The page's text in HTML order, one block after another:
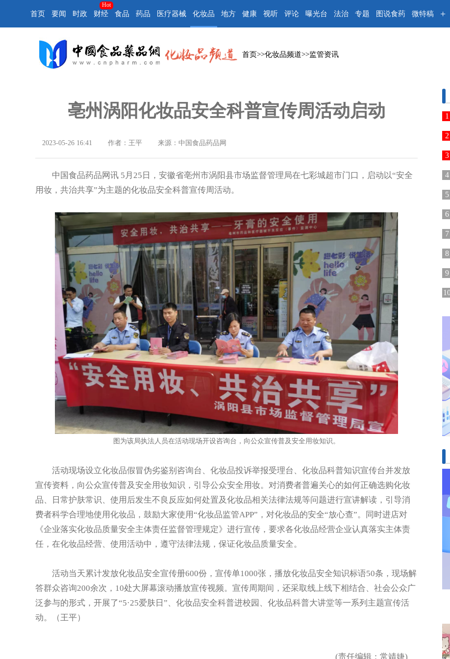
首页 要闻 时政 财经
Hot
食品 药品 医疗器械 化妆品 地方 健康 视听 评论 曝光台 法治 专题 图说食药 微特稿 +
首页>>化妆品频道>>监管资讯
亳州涡阳化妆品安全科普宣传周活动启动
2023-05-26 16:41 作者：王平 来源：中国食品药品网
中国食品药品网讯 5月25日，安徽省亳州市涡阳县市场监督管理局在七彩城超市门口，启动以“安全
用妆，共治共享”为主题的化妆品安全科普宣传周活动。
图为该局执法人员在活动现场开设咨询台，向公众宣传普及安全用妆知识。
活动现场设立化妆品假冒伪劣鉴别咨询台、化妆品投诉举报受理台、化妆品科普知识宣传台并发放
宣传资料，向公众宣传普及安全用妆知识，引导公众安全用妆。对消费者普遍关心的如何正确选购化妆
品、日常护肤常识、使用后发生不良反应如何处置及化妆品相关法律法规等问题进行宣讲解读，引导消
费者科学合理地使用化妆品，鼓励大家使用“化妆品监管APP”，对化妆品的安全“放心查”。同时进店对
《企业落实化妆品质量安全主体责任监督管理规定》进行宣传，要求各化妆品经营企业认真落实主体责
任，在化妆品经营、使用活动中，遵守法律法规，保证化妆品质量安全。
活动当天累计发放化妆品安全宣传册600份，宣传单1000张，播放化妆品安全知识标语50条，现场解
答群众咨询200余次，10处大屏幕滚动播放宣传视频。宣传周期间，还采取线上线下相结合、社会公众广
泛参与的形式，开展了“5·25爱肤日”、化妆品安全科普进校园、化妆品科普大讲堂等一系列主题宣传活
动。（王平）
(责任编辑：常靖婕)